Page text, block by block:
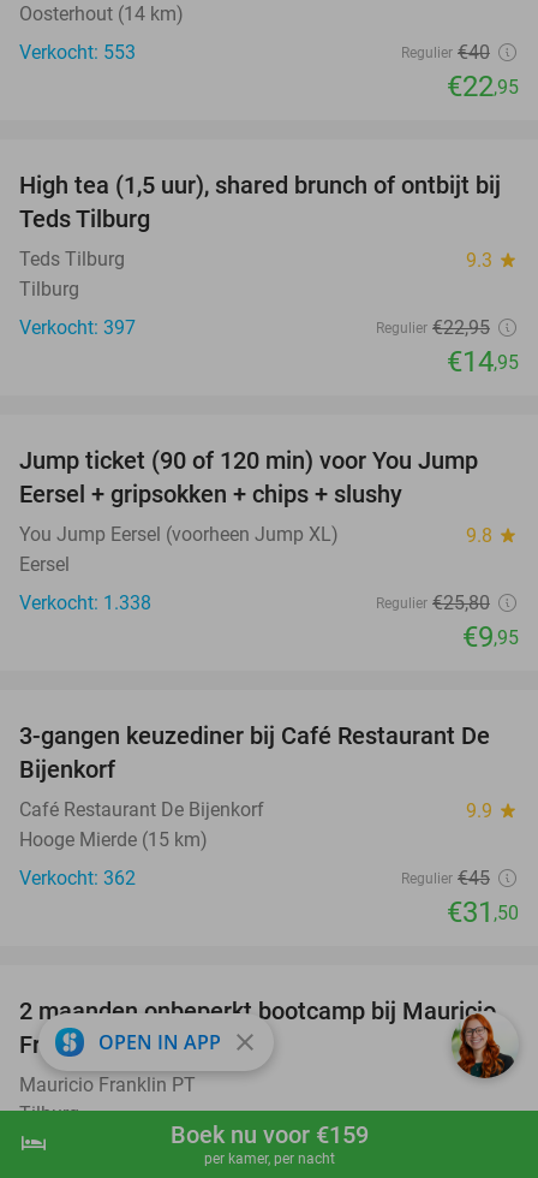
shopping_cart Boek nu
hotel Boek nu voor €159
per kamer, per nacht
Oosterhout (14 km)
Verkocht: 553
Regulier €40
€22,95
35%
High tea (1,5 uur), shared brunch of ontbijt bij
Teds Tilburg
Teds Tilburg 9.3 star
Tilburg
Verkocht: 397
Regulier €22,95
€14,95
61%
Jump ticket (90 of 120 min) voor You Jump
Eersel + gripsokken + chips + slushy
You Jump Eersel (voorheen Jump XL) 9.8 star
Eersel
Verkocht: 1.338
Regulier €25,80
€9,95
30%
3-gangen keuzediner bij Café Restaurant De
Bijenkorf
Café Restaurant De Bijenkorf 9.9 star
Hooge Mierde (15 km)
Verkocht: 362
Regulier €45
€31 ,50
82%
2 maanden onbeperkt bootcamp bij Mauricio
Franklin PT
Mauricio Franklin PT
Tilburg
Verkocht: 53
OPEN IN APP close